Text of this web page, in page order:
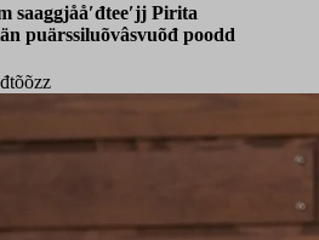
saaǥǥjååʹđteeʹjj Pirita
puärssiluõvâsvuõđ poodd